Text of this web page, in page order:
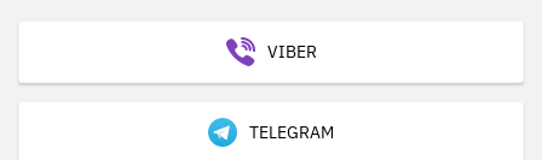
VIBER
TELEGRAM